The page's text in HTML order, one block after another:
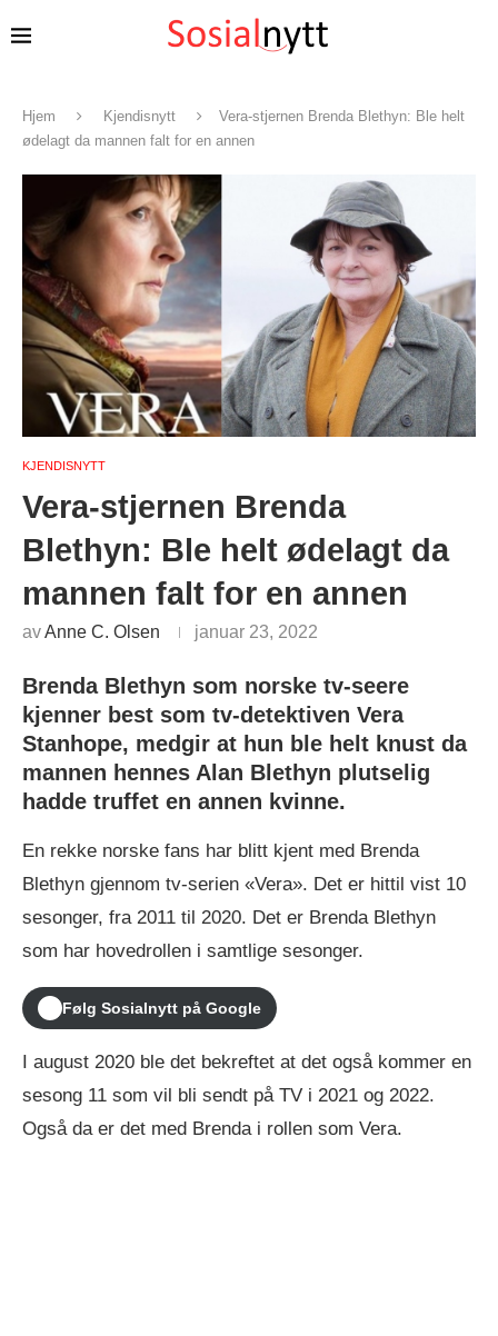
Hjem Kjendisnytt
Vera-stjernen Brenda Blethyn: Ble helt
ødelagt da mannen falt for en annen
KJENDISNYTT
Vera-stjernen Brenda
Blethyn: Ble helt ødelagt da
mannen falt for en annen
avAnne C. Olsen januar 23, 2022
Brenda Blethyn som norske tv-seere
kjenner best som tv-detektiven Vera
Stanhope, medgir at hun ble helt knust da
mannen hennes Alan Blethyn plutselig
hadde truffet en annen kvinne.
En rekke norske fans har blitt kjent med Brenda
Blethyn gjennom tv-serien «Vera». Det er hittil vist 10
sesonger, fra 2011 til 2020. Det er Brenda Blethyn
som har hovedrollen i samtlige sesonger.
Følg Sosialnytt på Google
I august 2020 ble det bekreftet at det også kommer en
sesong 11 som vil bli sendt på TV i 2021 og 2022.
Også da er det med Brenda i rollen som Vera.